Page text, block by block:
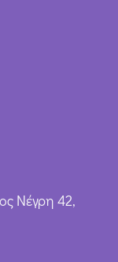
Νέγρη 42,